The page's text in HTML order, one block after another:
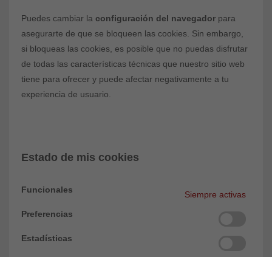
Puedes cambiar la configuración del navegador para
asegurarte de que se bloqueen las cookies. Sin embargo,
si bloqueas las cookies, es posible que no puedas disfrutar
de todas las características técnicas que nuestro sitio web
tiene para ofrecer y puede afectar negativamente a tu
experiencia de usuario.
Estado de mis cookies
Funcionales
Siempre activas
Preferencias
Estadísticas